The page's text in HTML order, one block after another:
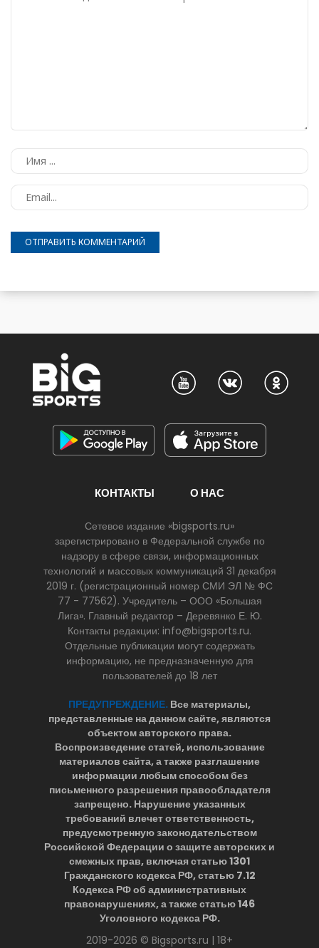
КОНТАКТЫ О НАС
Сетевое издание «bigsports.ru»
зарегистрировано в Федеральной службе по
надзору в сфере связи, информационных
технологий и массовых коммуникаций 31 декабря
2019 г. (регистрационный номер СМИ ЭЛ № ФС
77 - 77562). Учредитель – ООО «Большая
Лига». Главный редактор – Деревянко Е. Ю.
Контакты редакции: info@bigsports.ru.
Отдельные публикации могут содержать
информацию, не предназначенную для
пользователей до 18 лет
ПРЕДУПРЕЖДЕНИЕ. Все материалы,
представленные на данном сайте, являются
объектом авторского права.
Воспроизведение статей, использование
материалов сайта, а также разглашение
информации любым способом без
письменного разрешения правообладателя
запрещено. Нарушение указанных
требований влечет ответственность,
предусмотренную законодательством
Российской Федерации о защите авторских и
смежных прав, включая статью 1301
Гражданского кодекса РФ, статью 7.12
Кодекса РФ об административных
правонарушениях, а также статью 146
Уголовного кодекса РФ.
2019-2026 © Bigsports.ru | 18+